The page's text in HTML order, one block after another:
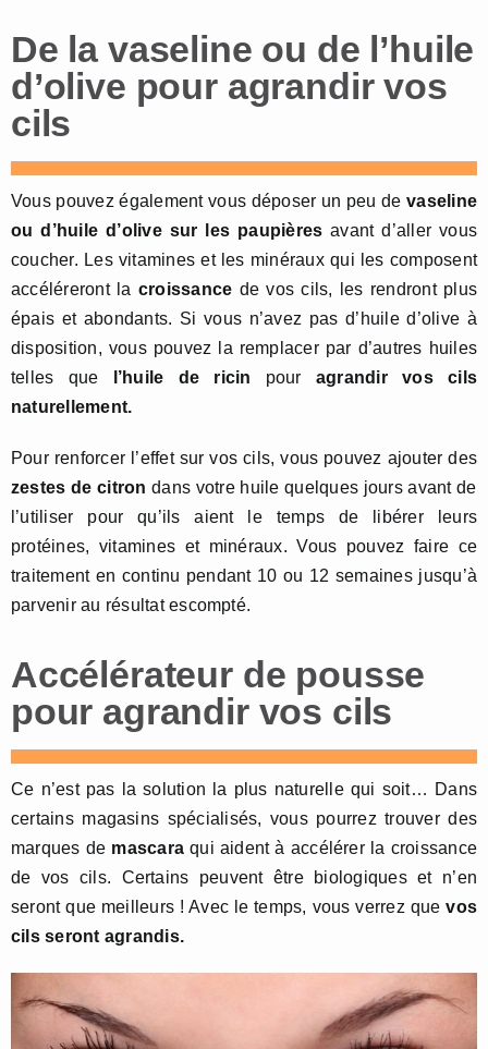
De la vaseline ou de l’huile
d’olive pour agrandir vos
cils
Vous pouvez également vous déposer un peu devaseline
ou d’huile d’olive sur les paupières avant d’aller vous
coucher. Les vitamines et les minéraux qui les composent
accéléreront la croissance de vos cils, les rendront plus
épais et abondants. Si vous n’avez pas d’huile d’olive à
disposition, vous pouvez la remplacer par d’autres huiles
telles que
l’huile de ricin pour agrandir vos cils
naturellement.
Pour renforcer l’effet sur vos cils, vous pouvez ajouter des
zestes de citron dans votre huile quelques jours avant de
l’utiliser pour qu’ils aient le temps de libérer leurs
protéines, vitamines et minéraux. Vous pouvez faire ce
traitement en continu pendant 10 ou 12 semaines jusqu’à
parvenir au résultat escompté.
Accélérateur de pousse
pour agrandir vos cils
Ce n’est pas la solution la plus naturelle qui soit… Dans
certains magasins spécialisés, vous pourrez trouver des
marques de mascaraqui aident à accélérer la croissance
de vos cils. Certains peuvent être biologiques et n’en
seront que meilleurs ! Avec le temps, vous verrez quevos
cils seront agrandis.